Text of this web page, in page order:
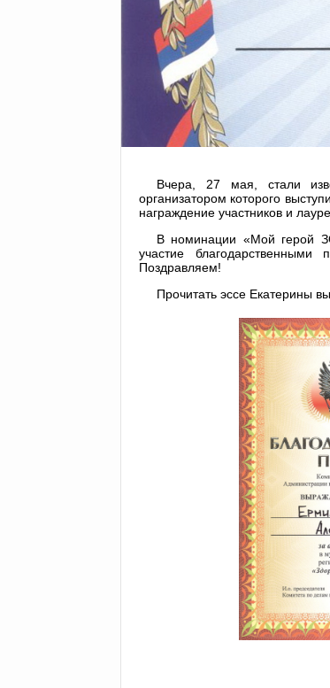
Вчера, 27 мая, стали
организатором которого
награждение участников и
В номинации «Мой герой
участие
Поздравляем!
Прочитать эссе Екатерины